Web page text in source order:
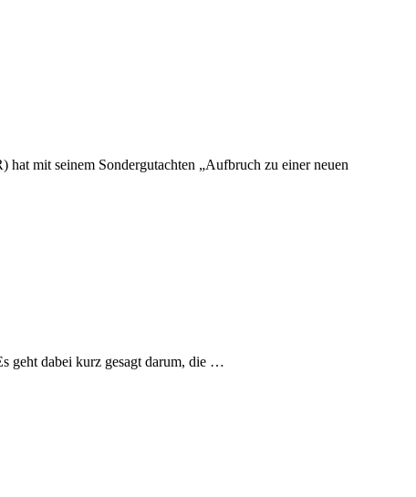
mit seinem Sondergutachten „Aufbruch zu einer neuen
geht dabei kurz gesagt darum, die …